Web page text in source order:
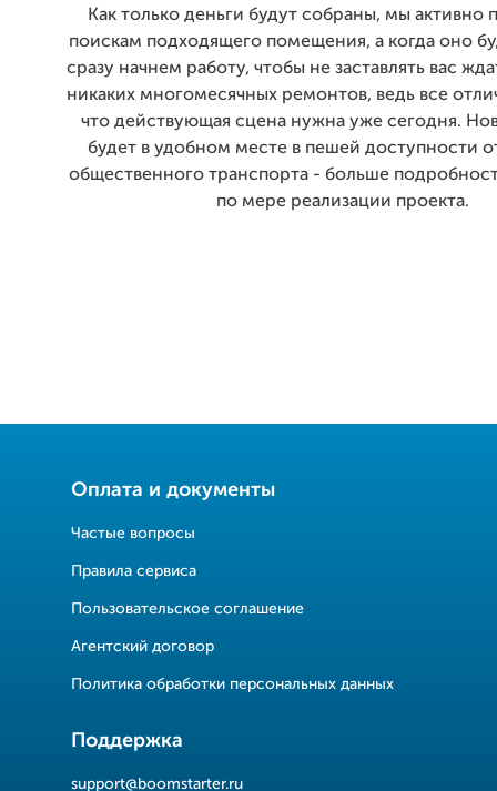
Как только деньги будут собраны, мы активно
поискам подходящего помещения, а когда оно
сразу начнем работу, чтобы не заставлять вас
никаких многомесячных ремонтов, ведь все
что действующая сцена нужна уже сегодня.
будет в удобном месте в пешей доступности
общественного транспорта - больше
по мере реализации проекта.
Оплата и документы
Частые вопросы
Правила сервиса
Пользовательское соглашение
Агентский договор
Политика обработки персональных данных
Поддержка
support@boomstarter.ru